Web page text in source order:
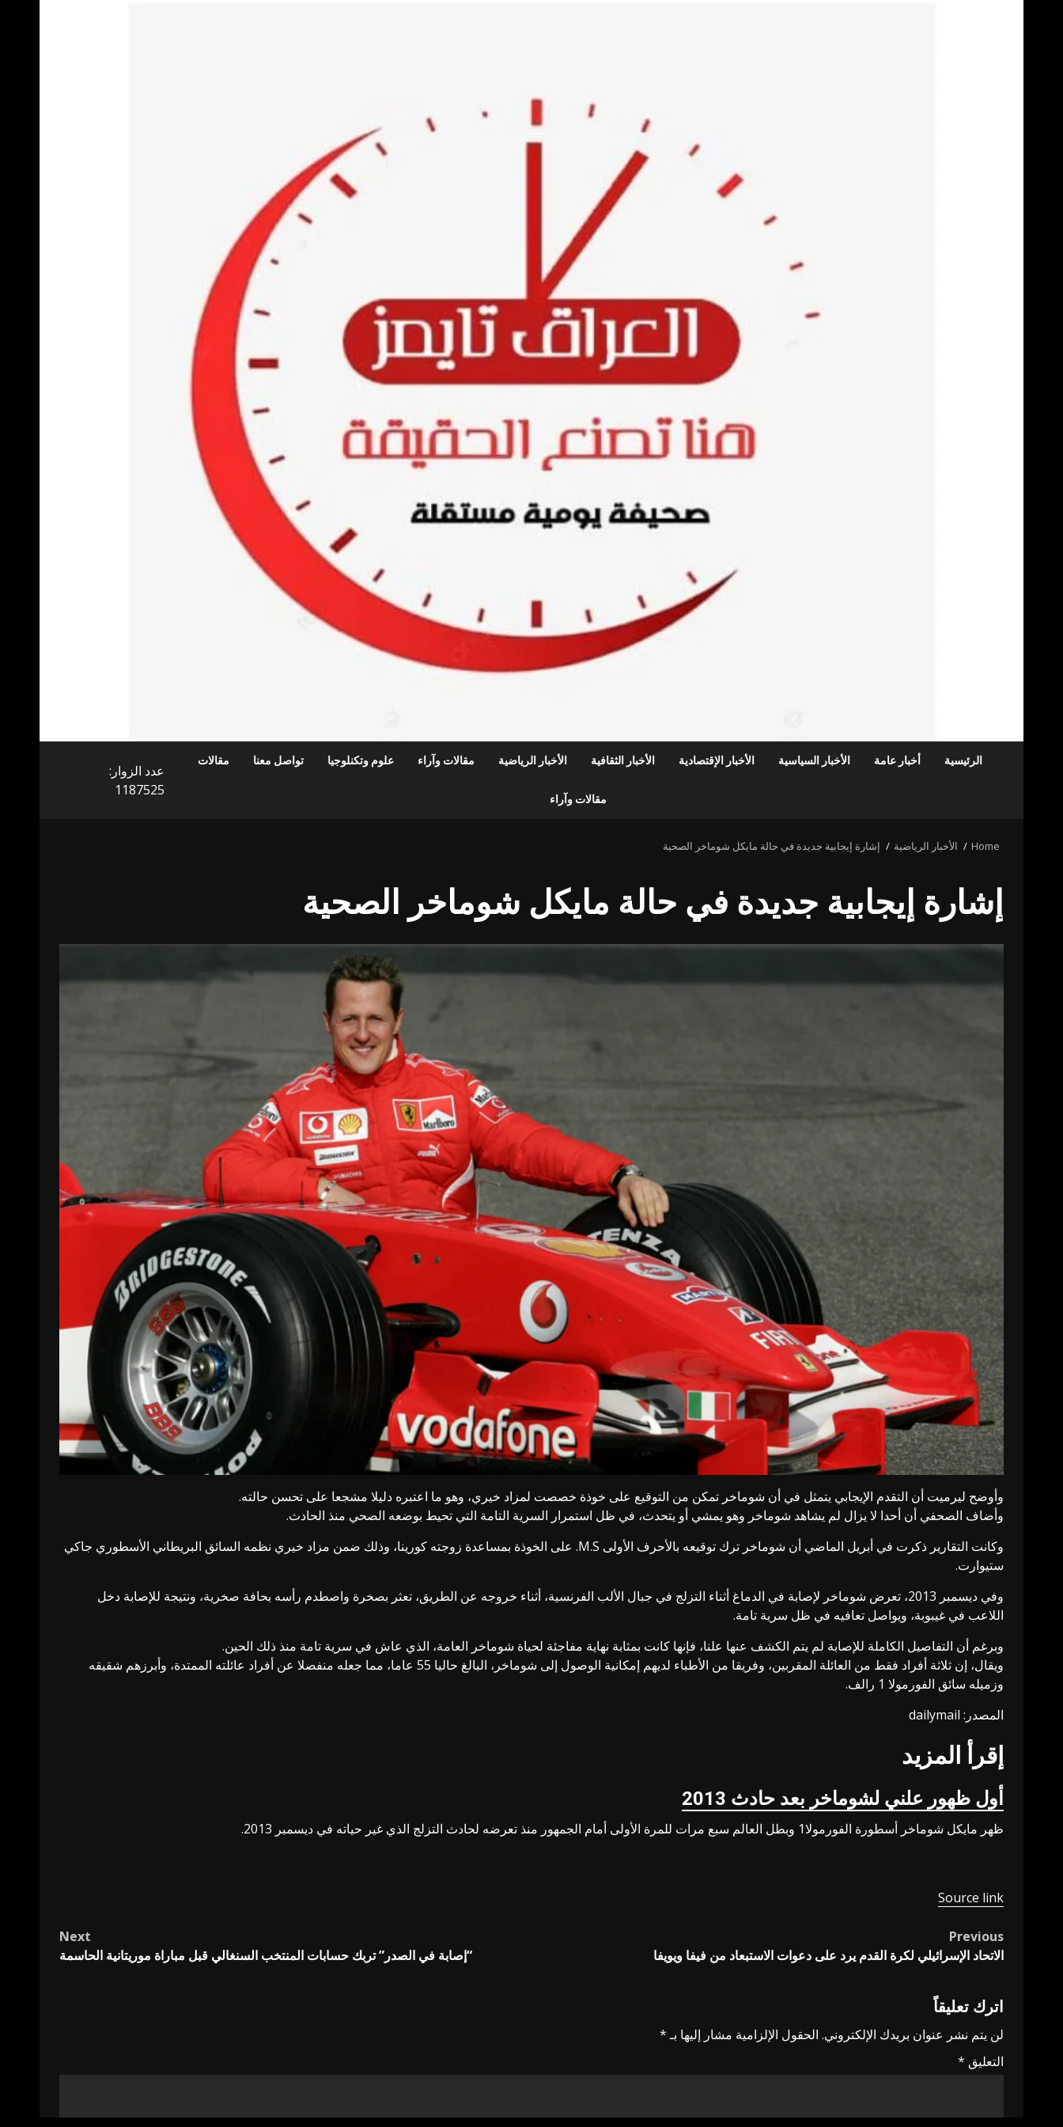
الرئيسية أخبار عامة الأخبار السياسية الأخبار الإقتصادية الأخبار الثقافية الأخبار الرياضية مقالات وآراء علوم وتكنلوجيا تواصل معنا مقالات
مقالات وآراء
عدد الزوار:
1187525
Home الأخبار الرياضية إشارة إيجابية جديدة في حالة مايكل شوماخر الصحية
إشارة إيجابية جديدة في حالة مايكل شوماخر الصحية
وأوضح ليرميت أن التقدم الإيجابي يتمثل في أن شوماخر تمكن من التوقيع على خوذة خصصت لمزاد خيري، وهو ما اعتبره دليلا مشجعا على تحسن حالته.
وأضاف الصحفي أن أحدا لا يزال لم يشاهد شوماخر وهو يمشي أو يتحدث، في ظل استمرار السرية التامة التي تحيط بوضعه الصحي منذ الحادث.
وكانت التقارير ذكرت في أبريل الماضي أن شوماخر ترك توقيعه بالأحرف الأولى M.S. على الخوذة بمساعدة زوجته كورينا، وذلك ضمن مزاد خيري نظمه السائق البريطاني الأسطوري جاكي
ستيوارت.
وفي ديسمبر 2013، تعرض شوماخر لإصابة في الدماغ أثناء التزلج في جبال الألب الفرنسية، أثناء خروجه عن الطريق، تعثر بصخرة واصطدم رأسه بحافة صخرية، ونتيجة للإصابة دخل
اللاعب في غيبوبة، ويواصل تعافيه في ظل سرية تامة.
وبرغم أن التفاصيل الكاملة للإصابة لم يتم الكشف عنها علنا، فإنها كانت بمثابة نهاية مفاجئة لحياة شوماخر العامة، الذي عاش في سرية تامة منذ ذلك الحين.
ويقال، إن ثلاثة أفراد فقط من العائلة المقربين، وفريقا من الأطباء لديهم إمكانية الوصول إلى شوماخر، البالغ حاليا 55 عاما، مما جعله منفصلا عن أفراد عائلته الممتدة، وأبرزهم شقيقه
وزميله سائق الفورمولا 1 رالف.
المصدر: dailymail
إقرأ المزيد
أول ظهور علني لشوماخر بعد حادث 2013
ظهر مايكل شوماخر أسطورة الفورمولا1 وبطل العالم سبع مرات للمرة الأولى أمام الجمهور منذ تعرضه لحادث التزلج الذي غير حياته في ديسمبر 2013.
Source link
Post
navigation
Previous
الاتحاد الإسرائيلي لكرة القدم يرد على دعوات الاستبعاد من فيفا ويويفا
Next
“إصابة في الصدر” تربك حسابات المنتخب السنغالي قبل مباراة موريتانية الحاسمة
اترك تعليقاً
لن يتم نشر عنوان بريدك الإلكتروني. الحقول الإلزامية مشار إليها بـ*
التعليق *